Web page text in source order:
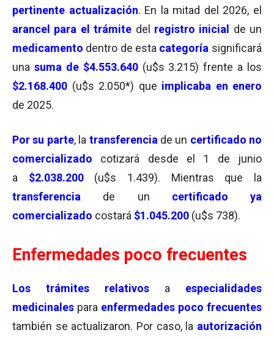
pertinente actualización. En la mitad del 2026, el
arancel para el trámite del registro inicial de un
medicamento dentro de esta categoría significará
una suma de $4.553.640 (u$s 3.215) frente a los
$2.168.400 (u$s 2.050*) que implicaba en enero
de 2025.
Por su parte, la transferencia de un certificado no
comercializado cotizará desde el 1 de junio
a $2.038.200
(u$s 1.439). Mientras que la
transferencia de un certificado ya
comercializado costará $1.045.200 (u$s 738).
Enfermedades poco frecuentes
Los trámites relativos a especialidades
medicinales para enfermedades poco frecuentes
también se actualizaron. Por caso, la autorización